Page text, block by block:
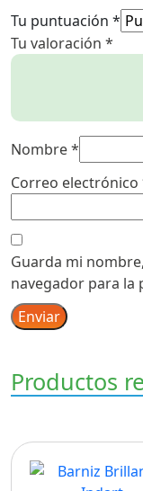
Tu puntuación *
Tu valoración *
Nombre*
Correo electrónico
Guarda mi
navegador para la
Productos